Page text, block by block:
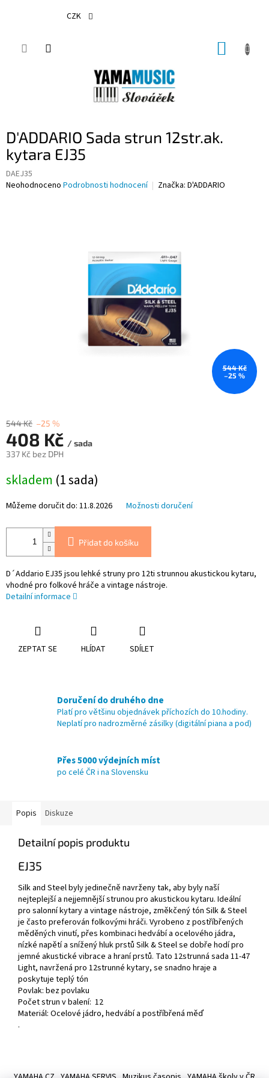
CZK
D'ADDARIO Sada strun 12str.ak.
kytara EJ35
DAEJ35
Průměrné
Neohodnoceno Podrobnosti hodnocení Značka: D'ADDARIO
544 Kč
–25 %
544 Kč –25 %
408 Kč / sada
337 Kč bez DPH
cena:
skladem (1 sada)
Můžeme doručit do: 11.8.2026 Možnosti doručení
Přidat do košíku
D´Addario EJ35 jsou lehké struny pro 12ti strunnou akustickou kytaru,
vhodné pro folkové hráče a vintage nástroje.
Detailní informace
ZEPTAT SE HLÍDAT SDÍLET
Doručení do druhého dne
Platí pro většinu objednávek příchozích do 10.hodiny.
Neplatí pro nadrozměrné zásilky (digitální piana a pod)
Přes 5000 výdejních míst
po celé ČR i na Slovensku
Popis Diskuze
Detailní popis produktu
EJ35
Silk and Steel byly jedinečně navrženy tak, aby byly naší
nejteplejší a nejjemnější strunou pro akustickou kytaru. Ideální
pro salonní kytary a vintage nástroje, změkčený tón Silk & Steel
je často preferován folkovými hráči. Vyrobeno z postříbřených
měděných vinutí, přes kombinaci hedvábí a ocelového jádra,
nízké napětí a snížený hluk prstů Silk & Steel se dobře hodí pro
jemné akustické vibrace a hraní prstů. Tato 12strunná sada 11-47
Light, navržená pro 12strunné kytary, se snadno hraje a
poskytuje teplý tón
Povlak: bez povlaku
Počet strun v balení: 12
Materiál: Ocelové jádro, hedvábí a postříbřená měď
.